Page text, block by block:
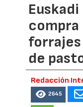
forrajes
de
Redacción
2645